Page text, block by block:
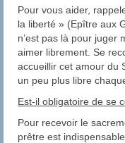
Pour vous aider,
la liberté » (Epître aux
n’est pas là pour juger
aimer librement. Se
accueillir cet amour du
un peu plus libre
Est-il obligatoire de se
Pour recevoir le
prêtre est